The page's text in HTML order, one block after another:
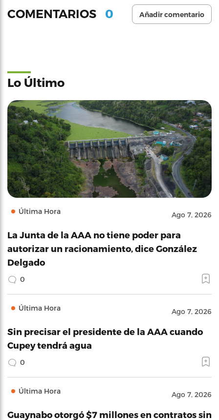
COMENTARIOS 0 Añadir comentario
Lo Último
Última Hora Ago 7, 2026
La Junta de la AAA no tiene poder para
autorizar un racionamiento, dice González
Delgado
0
Última Hora Ago 7, 2026
Sin precisar el presidente de la AAA cuando
Cupey tendrá agua
0
Última Hora Ago 7, 2026
Guaynabo otorgó $7 millones en contratos sin